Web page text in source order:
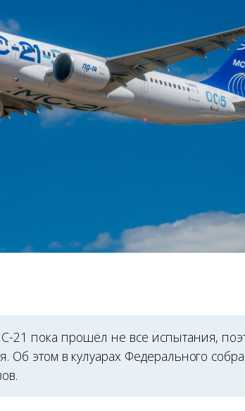
21 пока прошёл не все испытания,
Об этом в кулуарах Федерального